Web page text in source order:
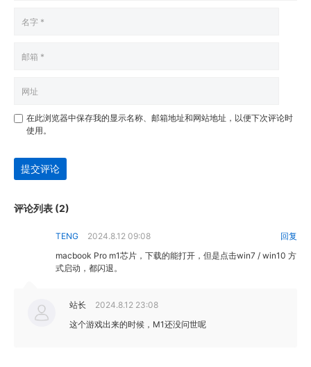
在此浏览器中保存我的显示名称、邮箱地址和网站地址，以便下次评论时
使用。
提交评论
评论列表 (2)
TENG
2024.8.12 09:08
macbook Pro m1芯片，下载的能打开，但是点击win7 / win10 方
式启动，都闪退。
回复
站长
2024.8.12 23:08
这个游戏出来的时候，M1还没问世呢